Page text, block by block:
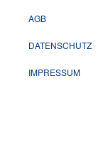
AGB
DATENSCHUTZ
IMPRESSUM